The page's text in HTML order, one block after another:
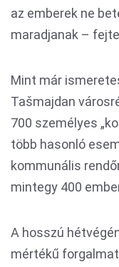
az emberek ne
maradjanak –
Mint már
Tašmajdan
700 személyes
több hasonló
kommunális
mintegy 400
A hosszú
mértékű